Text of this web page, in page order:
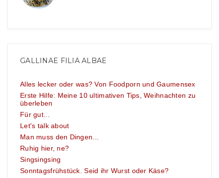
GALLINAE FILIA ALBAE
Alles lecker oder was? Von Foodporn und Gaumensex
Erste Hilfe: Meine 10 ultimativen Tips, Weihnachten zu
überleben
Für gut...
Let's talk about
Man muss den Dingen...
Ruhig hier, ne?
Singsingsing
Sonntagsfrühstück. Seid ihr Wurst oder Käse?